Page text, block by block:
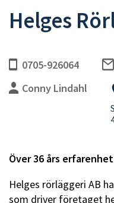
Helges
0705-926064
Conny Lindahl
Över 36 års
Helges rörläggeri AB
som driver företaget